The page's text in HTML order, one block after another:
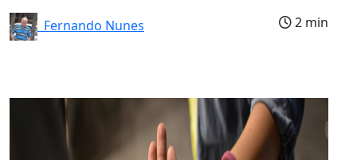
Fernando Nunes
2 min